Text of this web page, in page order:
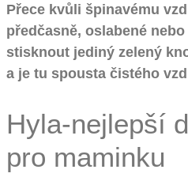
Přece kvůli špinavému
předčasně, oslabené
stisknout jediný zelený
a je tu spousta čistého
Hyla-nejlepší
pro maminku